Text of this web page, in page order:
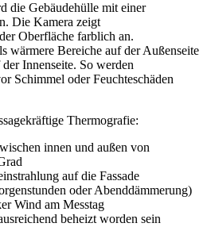
die Gebäudehülle mit einer
Die Kamera zeigt
Oberfläche farblich an.
wärmere Bereiche auf der Außenseite
Innenseite. So werden
Schimmel oder Feuchteschäden
Thermografie:
innen und außen von
auf die Fassade
oder Abenddämmerung)
Wind am Messtag
beheizt worden sein